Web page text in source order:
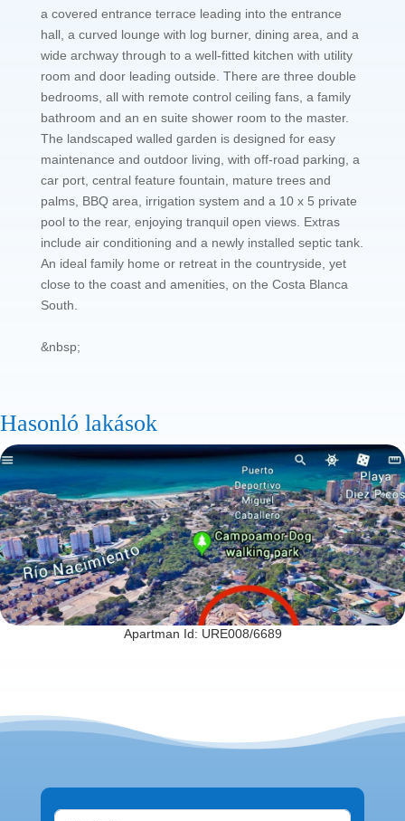
a covered entrance terrace leading into the entrance
hall, a curved lounge with log burner, dining area, and a
wide archway through to a well-fitted kitchen with utility
room and door leading outside. There are three double
bedrooms, all with remote control ceiling fans, a family
bathroom and an en suite shower room to the master.
The landscaped walled garden is designed for easy
maintenance and outdoor living, with off-road parking, a
car port, central feature fountain, mature trees and
palms, BBQ area, irrigation system and a 10 x 5 private
pool to the rear, enjoying tranquil open views. Extras
include air conditioning and a newly installed septic tank.
An ideal family home or retreat in the countryside, yet
close to the coast and amenities, on the Costa Blanca
South.
&nbsp;
Hasonló lakások
Apartman Id: URE008/6689